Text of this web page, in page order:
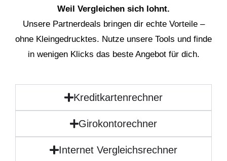
Weil Vergleichen sich lohnt.
Unsere Partnerdeals bringen dir echte Vorteile –
ohne Kleingedrucktes. Nutze unsere Tools und finde
in wenigen Klicks das beste Angebot für dich.
Kreditkartenrechner
Girokontorechner
Internet Vergleichsrechner